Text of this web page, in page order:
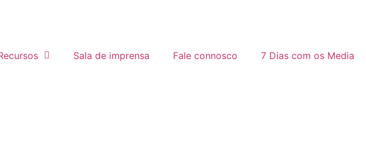
Sala de imprensa Fale connosco 7 Dias com os Media